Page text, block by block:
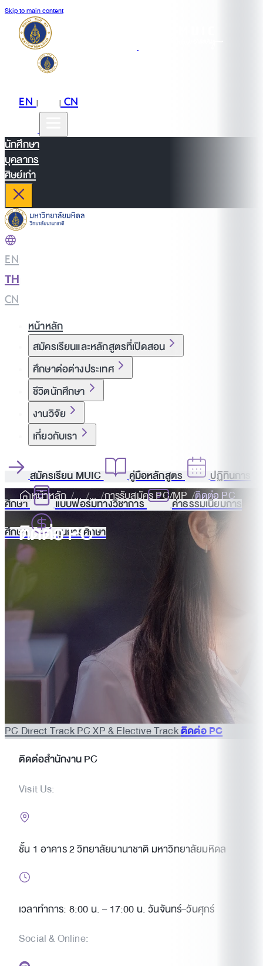
Skip to main content
EN| |CN
นักศึกษา
บุคลากร
ศิษย์เก่า
EN
TH
CN
หน้าหลัก
สมัครเรียนและหลักสูตรที่เปิดสอน
ศึกษาต่อต่างประเทศ
ชีวิตนักศึกษา
งานวิจัย
เกี่ยวกับเรา
สมัครเรียน MUIC คู่มือหลักสูตร
ปฏิทินการ
ศึกษา
แบบฟอร์มทางวิชาการ
ค่าธรรมเนียมการ
ศึกษา
ทุนการศึกษา
หน้าหลัก การรับสมัคร PC/MP ติดต่อ PC
ติดต่อ PC
PC Direct TrackPC XP & Elective Trackติดต่อ PC
ติดต่อสำนักงาน PC
Visit Us:
ชั้น 1 อาคาร 2 วิทยาลัยนานาชาติ มหาวิทยาลัยมหิดล
เวลาทำการ: 8:00 น. – 17:00 น. วันจันทร์–วันศุกร์
Social & Online: